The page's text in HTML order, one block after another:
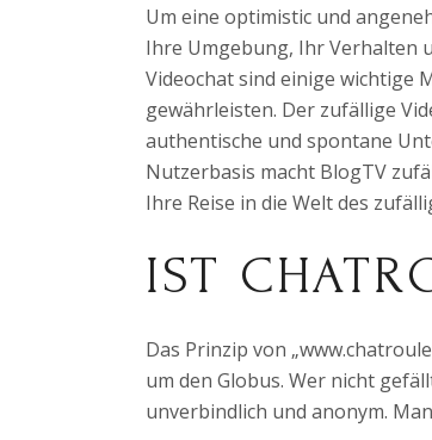
Um eine optimistic und
Ihre Umgebung, Ihr Verhalten
Videochat sind einige wichtige
gewährleisten. Der zufällige
authentische und spontane
Nutzerbasis macht BlogTV
Ihre Reise in die Welt des
IST
Das Prinzip von
um den Globus. Wer nicht
unverbindlich und anonym.